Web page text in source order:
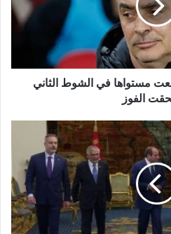
مستواها في الشوط الثاني
الفوز